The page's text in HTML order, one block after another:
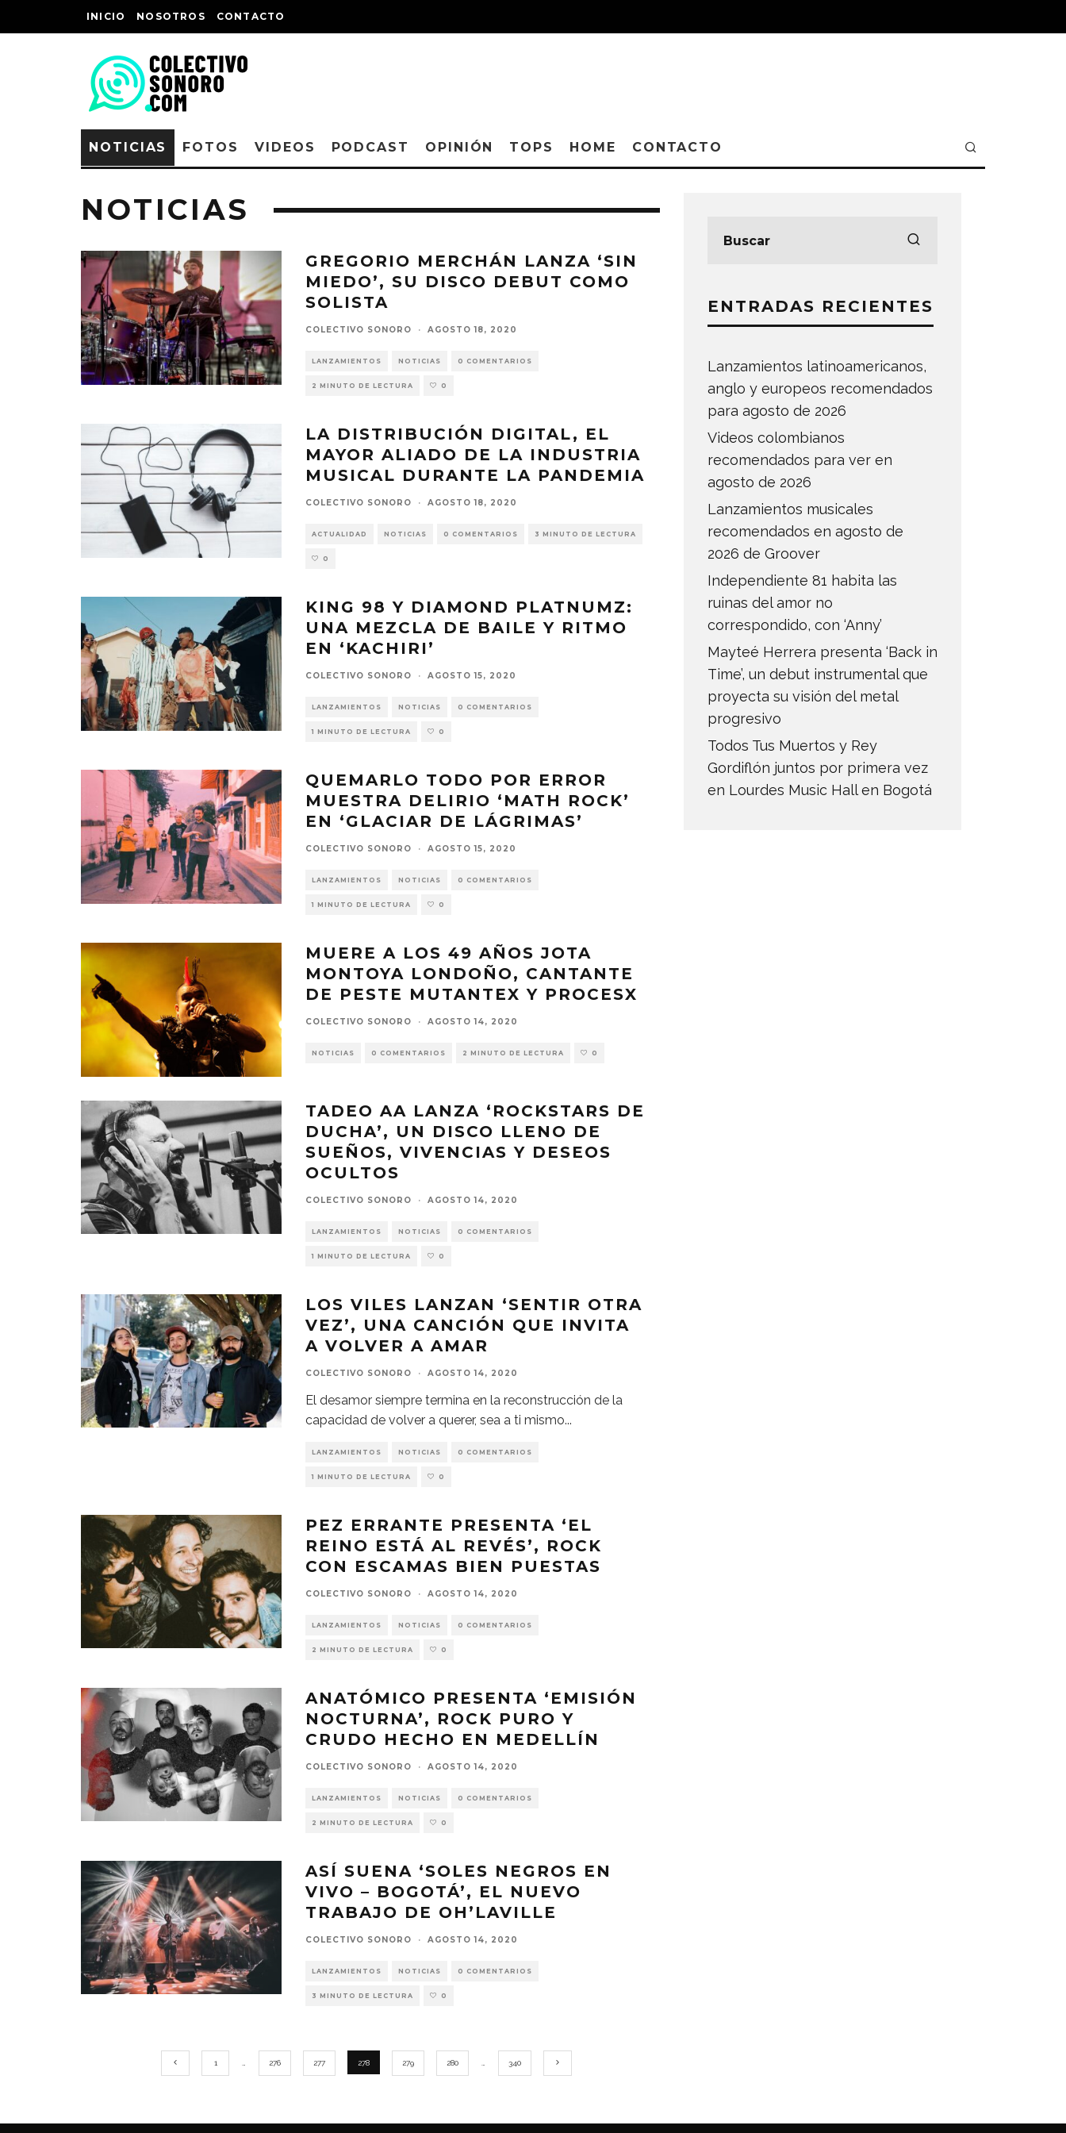
INICIO NOSOTROS CONTACTO
NOTICIAS FOTOS VIDEOS PODCAST OPINIÓN TOPS HOME CONTACTO
NOTICIAS
GREGORIO MERCHÁN LANZA ‘SIN
MIEDO’, SU DISCO DEBUT COMO
SOLISTA
COLECTIVO SONORO · AGOSTO 18, 2020
LANZAMIENTOS NOTICIAS 0 COMENTARIOS
2 MINUTO DE LECTURA 0
LA DISTRIBUCIÓN DIGITAL, EL
MAYOR ALIADO DE LA INDUSTRIA
MUSICAL DURANTE LA PANDEMIA
COLECTIVO SONORO · AGOSTO 18, 2020
ACTUALIDAD NOTICIAS 0 COMENTARIOS 3 MINUTO DE LECTURA
0
KING 98 Y DIAMOND PLATNUMZ:
UNA MEZCLA DE BAILE Y RITMO
EN ‘KACHIRI’
COLECTIVO SONORO · AGOSTO 15, 2020
LANZAMIENTOS NOTICIAS 0 COMENTARIOS
1 MINUTO DE LECTURA 0
QUEMARLO TODO POR ERROR
MUESTRA DELIRIO ‘MATH ROCK’
EN ‘GLACIAR DE LÁGRIMAS’
COLECTIVO SONORO · AGOSTO 15, 2020
LANZAMIENTOS NOTICIAS 0 COMENTARIOS
1 MINUTO DE LECTURA 0
MUERE A LOS 49 AÑOS JOTA
MONTOYA LONDOÑO, CANTANTE
DE PESTE MUTANTEX Y PROCESX
COLECTIVO SONORO · AGOSTO 14, 2020
NOTICIAS 0 COMENTARIOS 2 MINUTO DE LECTURA 0
TADEO AA LANZA ‘ROCKSTARS DE
DUCHA’, UN DISCO LLENO DE
SUEÑOS, VIVENCIAS Y DESEOS
OCULTOS
COLECTIVO SONORO · AGOSTO 14, 2020
LANZAMIENTOS NOTICIAS 0 COMENTARIOS
1 MINUTO DE LECTURA 0
LOS VILES LANZAN ‘SENTIR OTRA
VEZ’, UNA CANCIÓN QUE INVITA
A VOLVER A AMAR
COLECTIVO SONORO · AGOSTO 14, 2020
El desamor siempre termina en la reconstrucción de la
capacidad de volver a querer, sea a ti mismo...
LANZAMIENTOS NOTICIAS 0 COMENTARIOS
1 MINUTO DE LECTURA 0
PEZ ERRANTE PRESENTA ‘EL
REINO ESTÁ AL REVÉS’, ROCK
CON ESCAMAS BIEN PUESTAS
COLECTIVO SONORO · AGOSTO 14, 2020
LANZAMIENTOS NOTICIAS 0 COMENTARIOS
2 MINUTO DE LECTURA 0
ANATÓMICO PRESENTA ‘EMISIÓN
NOCTURNA’, ROCK PURO Y
CRUDO HECHO EN MEDELLÍN
COLECTIVO SONORO · AGOSTO 14, 2020
LANZAMIENTOS NOTICIAS 0 COMENTARIOS
2 MINUTO DE LECTURA 0
ASÍ SUENA ‘SOLES NEGROS EN
VIVO – BOGOTÁ’, EL NUEVO
TRABAJO DE OH’LAVILLE
COLECTIVO SONORO · AGOSTO 14, 2020
LANZAMIENTOS NOTICIAS 0 COMENTARIOS
3 MINUTO DE LECTURA 0
1 276 277 278 279 280 340
ENTRADAS RECIENTES
Lanzamientos latinoamericanos,
anglo y europeos recomendados
para agosto de 2026
Videos colombianos
recomendados para ver en
agosto de 2026
Lanzamientos musicales
recomendados en agosto de
2026 de Groover
Independiente 81 habita las
ruinas del amor no
correspondido, con ‘Anny’
Mayteé Herrera presenta ‘Back in
Time’, un debut instrumental que
proyecta su visión del metal
progresivo
Todos Tus Muertos y Rey
Gordiflón juntos por primera vez
en Lourdes Music Hall en Bogotá